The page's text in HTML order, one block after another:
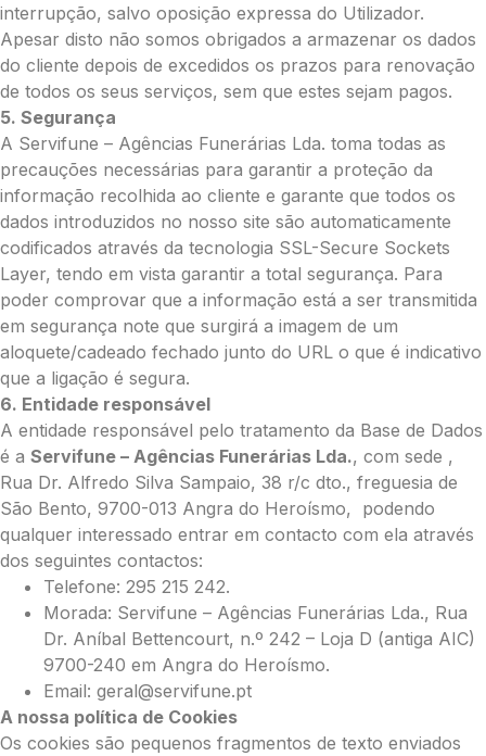
interrupção, salvo oposição expressa do Utilizador.
Apesar disto não somos obrigados a armazenar os dados
do cliente depois de excedidos os prazos para renovação
de todos os seus serviços, sem que estes sejam pagos.
5. Segurança
A Servifune – Agências Funerárias Lda. toma todas as
precauções necessárias para garantir a proteção da
informação recolhida ao cliente e garante que todos os
dados introduzidos no nosso site são automaticamente
codificados através da tecnologia SSL-Secure Sockets
Layer, tendo em vista garantir a total segurança. Para
poder comprovar que a informação está a ser transmitida
em segurança note que surgirá a imagem de um
aloquete/cadeado fechado junto do URL o que é indicativo
que a ligação é segura.
6. Entidade responsável
A entidade responsável pelo tratamento da Base de Dados
é a Servifune – Agências Funerárias Lda., com sede ,
Rua Dr. Alfredo Silva Sampaio, 38 r/c dto., freguesia de
São Bento, 9700-013 Angra do Heroísmo, podendo
qualquer interessado entrar em contacto com ela através
dos seguintes contactos:
Telefone: 295 215 242.
Morada: Servifune – Agências Funerárias Lda., Rua
Dr. Aníbal Bettencourt, n.º 242 – Loja D (antiga AIC)
9700-240 em Angra do Heroísmo.
Email: geral@servifune.pt
A nossa política de Cookies
Os cookies são pequenos fragmentos de texto enviados